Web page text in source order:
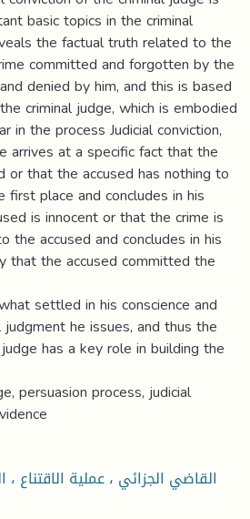
basic topics in the criminal
the factual truth related to the
committed and forgotten by the
denied by him, and this is based
criminal judge, which is embodied
in the process Judicial conviction,
arrives at a specific fact that the
or that the accused has nothing to
place and concludes in his
is innocent or that the crime is
the accused and concludes in his
that the accused committed the
settled in his conscience and
he issues, and thus the
has a key role in building the
persuasion process, judicial